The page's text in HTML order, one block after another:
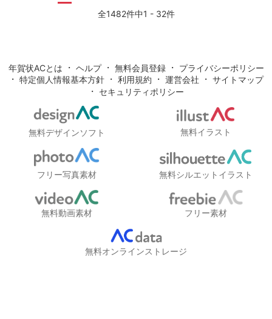
全1482件中1 - 32件
年賀状ACとは ・ ヘルプ・ 無料会員登録・ プライバシーポリシー
・ 特定個人情報基本方針 ・ 利用規約 ・ 運営会社 ・ サイトマップ
・ セキュリティポリシー
無料デザインソフト 無料イラスト
フリー写真素材 無料シルエットイラスト
無料動画素材 フリー素材
無料オンラインストレージ